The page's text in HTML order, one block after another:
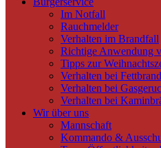
Im Notfall
Rauchmelder
Verhalten im Brandfall
Richtige Anwendung
Tipps zur
Verhalten bei Fettbrand
Verhalten bei
Verhalten bei
Wir über uns
Mannschaft
Kommando &